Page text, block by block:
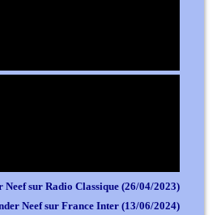
Neef sur Radio Classique (26/04/2023)
Neef sur France Inter (13/06/2024)